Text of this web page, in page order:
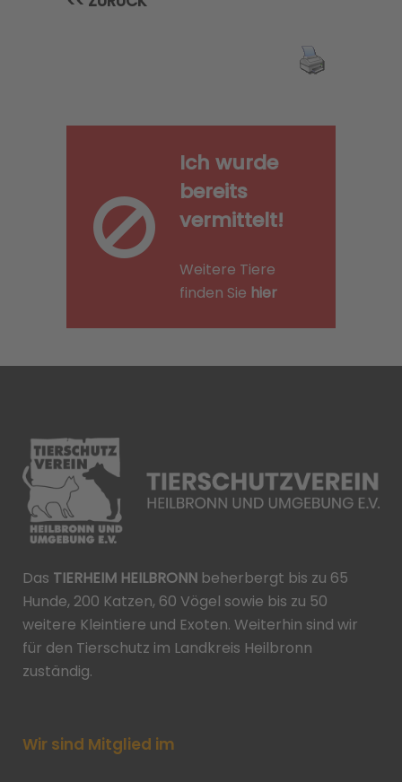
Ich wurde
bereits
vermittelt!
Weitere Tiere
finden Sie hier
Das TIERHEIM HEILBRONN beherbergt bis zu 65
Hunde, 200 Katzen, 60 Vögel sowie bis zu 50
weitere Kleintiere und Exoten. Weiterhin sind wir
für den Tierschutz im Landkreis Heilbronn
zuständig.
Wir sind Mitglied im